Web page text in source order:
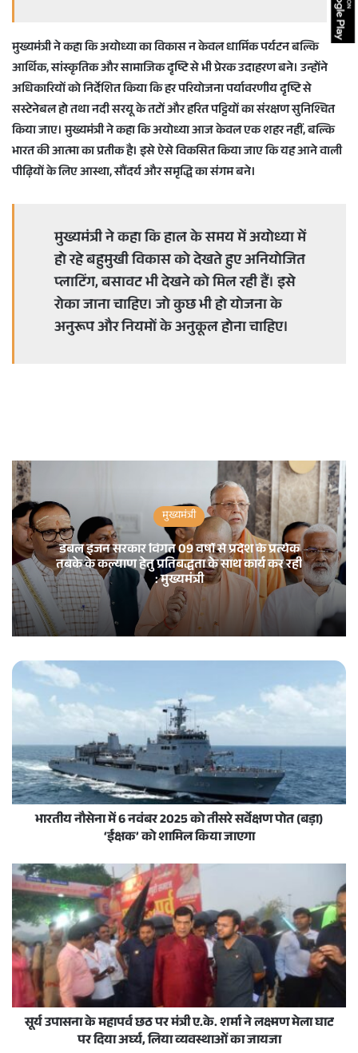
मुख्यमंत्री ने कहा कि अयोध्या का विकास न केवल धार्मिक पर्यटन बल्कि
आर्थिक, सांस्कृतिक और सामाजिक दृष्टि से भी प्रेरक उदाहरण बने। उन्होंने
अधिकारियों को निर्देशित किया कि हर परियोजना पर्यावरणीय दृष्टि से
सस्टेनेबल हो तथा नदी सरयू के तटों और हरित पट्टियों का संरक्षण सुनिश्चित
किया जाए। मुख्यमंत्री ने कहा कि अयोध्या आज केवल एक शहर नहीं, बल्कि
भारत की आत्मा का प्रतीक है। इसे ऐसे विकसित किया जाए कि यह आने वाली
पीढ़ियों के लिए आस्था, सौंदर्य और समृद्धि का संगम बने।
मुख्यमंत्री ने कहा कि हाल के समय में अयोध्या में
हो रहे बहुमुखी विकास को देखते हुए अनियोजित
प्लाटिंग, बसावट भी देखने को मिल रही हैं। इसे
रोका जाना चाहिए। जो कुछ भी हो योजना के
अनुरूप और नियमों के अनुकूल होना चाहिए।
मुख्यमंत्री
डबल इंजन सरकार विगत 09 वर्षों से प्रदेश के प्रत्येक
तबके के कल्याण हेतु प्रतिबद्धता के साथ कार्य कर रही
: मुख्यमंत्री
भारतीय नौसेना में 6 नवंबर 2025 को तीसरे सर्वेक्षण पोत (बड़ा)
‘ईक्षक’ को शामिल किया जाएगा
सूर्य उपासना के महापर्व छठ पर मंत्री ए.के. शर्मा ने लक्ष्मण मेला घाट
पर दिया अर्घ्य, लिया व्यवस्थाओं का जायजा